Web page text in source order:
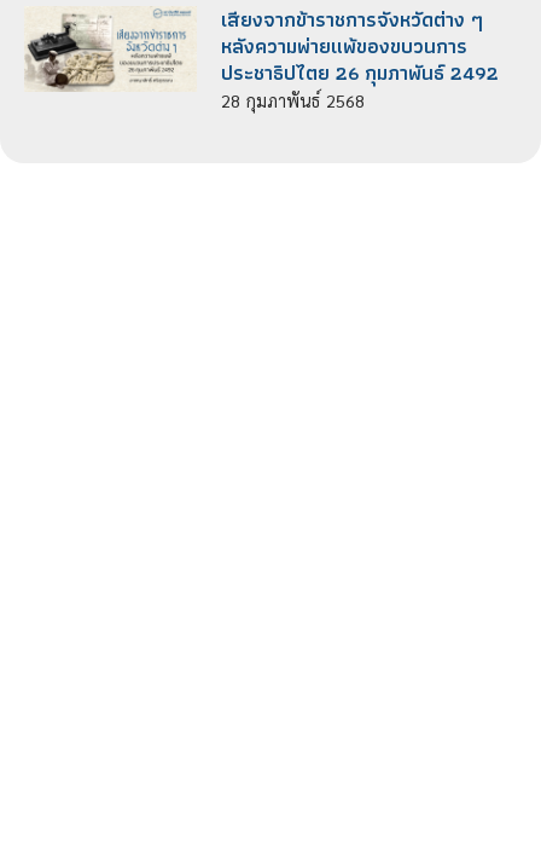
เสียงจากข้าราชการจังหวัดต่าง ๆ
หลังความพ่ายแพ้ของขบวนการ
ประชาธิปไตย 26 กุมภาพันธ์ 2492
28 กุมภาพันธ์ 2568